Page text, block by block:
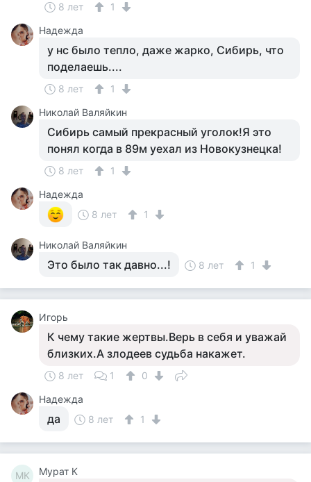
8 лет
1
Надежда
у нс было тепло, даже жарко, Сибирь, что
поделаешь....
8 лет
1
Николай Валяйкин
Сибирь самый прекрасный уголок!Я это
понял когда в 89м уехал из Новокузнецка!
8 лет
1
Надежда
8 лет
1
Николай Валяйкин
Это было так давно...! 8 лет 1
Игорь
К чему такие жертвы.Верь в себя и уважай
близких.А злодеев судьба накажет.
8 лет 1
0
Надежда
да 8 лет 1
МК Мурат К